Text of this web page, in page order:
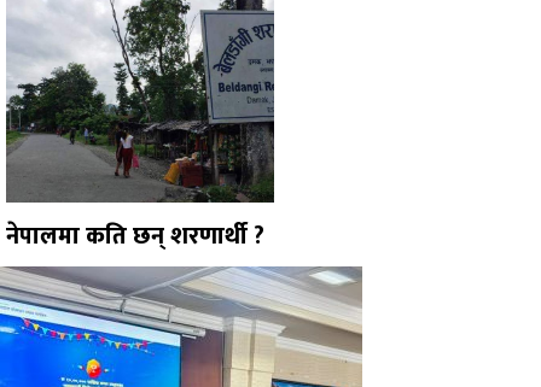
नेपालमा कति छन् शरणार्थी ?